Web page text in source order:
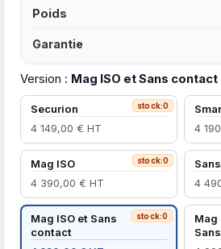
Poids
Garantie
Version : Mag ISO et Sans contact
stock:0
Securion
4 149,00 € HT 4
stock:0
Mag ISO
4 390,00 € HT 4
stock:0
Mag ISO et Sans
contact
Mag